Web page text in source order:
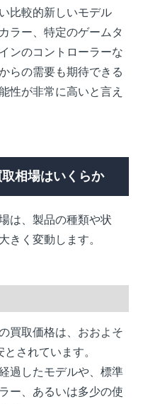
比較的新しいモデル
ラー、特定のゲームタ
ンのコントローラーな
らの需要も期待できる
性が非常に高いと言え
相場はいくらか
は、製品の種類や状
きく変動します。
買取価格は、おおよそ
されています。
過したモデルや、標準
ー、あるいは多少の使